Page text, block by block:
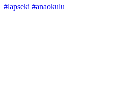
#lapseki #anaokulu